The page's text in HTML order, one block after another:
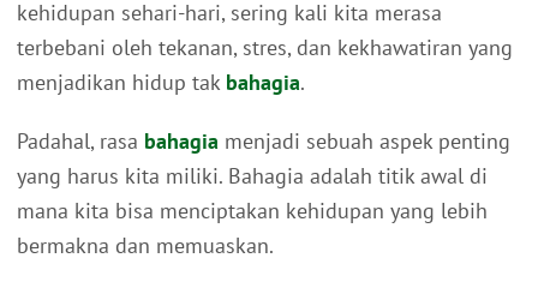
kehidupan sehari-hari, sering kali kita merasa
terbebani oleh tekanan, stres, dan kekhawatiran yang
menjadikan hidup tak bahagia.
Padahal, rasa bahagia menjadi sebuah aspek penting
yang harus kita miliki. Bahagia adalah titik awal di
mana kita bisa menciptakan kehidupan yang lebih
bermakna dan memuaskan.